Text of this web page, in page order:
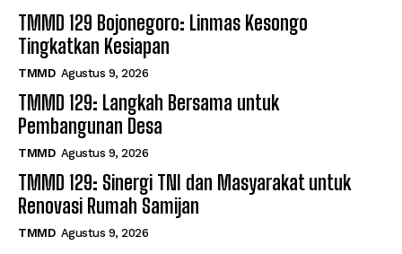
TMMD 129 Bojonegoro: Linmas Kesongo
Tingkatkan Kesiapan
TMMD Agustus 9, 2026
TMMD 129: Langkah Bersama untuk
Pembangunan Desa
TMMD Agustus 9, 2026
TMMD 129: Sinergi TNI dan Masyarakat untuk
Renovasi Rumah Samijan
TMMD Agustus 9, 2026